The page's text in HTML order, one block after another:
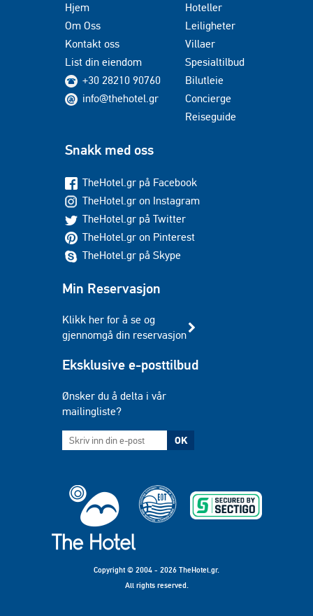
Hjem
Om Oss
Kontakt oss
List din eiendom
+30 28210 90760
info@thehotel.gr
Hoteller
Leiligheter
Villaer
Spesialtilbud
Bilutleie
Concierge
Reiseguide
Snakk med oss
TheHotel.gr på Facebook
TheHotel.gr on Instagram
TheHotel.gr på Twitter
TheHotel.gr on Pinterest
TheHotel.gr på Skype
Min Reservasjon
Klikk her for å se og
gjennomgå din reservasjon
Eksklusive e-posttilbud
Ønsker du å delta i vår
mailingliste?
OK
Copyright © 2004 - 2026 TheHotel.gr.
All rights reserved.